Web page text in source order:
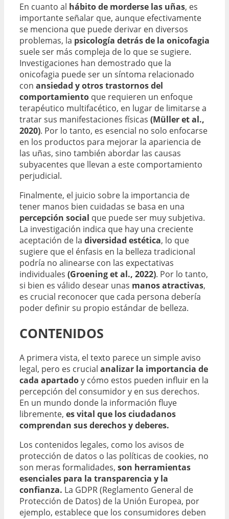
En cuanto al hábito de morderse las uñas, es
importante señalar que, aunque efectivamente
se menciona que puede derivar en diversos
problemas, la psicología detrás de la onicofagia
suele ser más compleja de lo que se sugiere.
Investigaciones han demostrado que la
onicofagia puede ser un síntoma relacionado
con ansiedad y otros trastornos del
comportamiento que requieren un enfoque
terapéutico multifacético, en lugar de limitarse a
tratar sus manifestaciones físicas (Müller et al.,
2020). Por lo tanto, es esencial no solo enfocarse
en los productos para mejorar la apariencia de
las uñas, sino también abordar las causas
subyacentes que llevan a este comportamiento
perjudicial.
Finalmente, el juicio sobre la importancia de
tener manos bien cuidadas se basa en una
percepción social que puede ser muy subjetiva.
La investigación indica que hay una creciente
aceptación de la diversidad estética, lo que
sugiere que el énfasis en la belleza tradicional
podría no alinearse con las expectativas
individuales (Groening et al., 2022). Por lo tanto,
si bien es válido desear unas manos atractivas,
es crucial reconocer que cada persona debería
poder definir su propio estándar de belleza.
CONTENIDOS
A primera vista, el texto parece un simple aviso
legal, pero es crucial analizar la importancia de
cada apartadoy cómo estos pueden influir en la
percepción del consumidor y en sus derechos.
En un mundo donde la información fluye
libremente, es vital que los ciudadanos
comprendan sus derechos y deberes.
Los contenidos legales, como los avisos de
protección de datos o las políticas de cookies, no
son meras formalidades, son herramientas
esenciales para la transparencia y la
confianza. La GDPR (Reglamento General de
Protección de Datos) de la Unión Europea, por
ejemplo, establece que los consumidores deben